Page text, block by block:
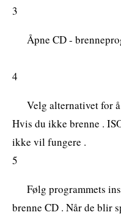
3
Åpne CD -
4
Velg alternativet for
Hvis du ikke brenne .
ikke vil fungere .
5
Følg programmets
brenne CD . Når de blir